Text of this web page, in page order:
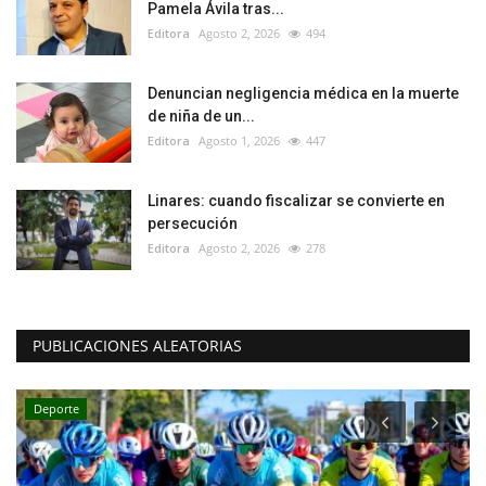
Pamela Ávila tras...
Editora Agosto 2, 2026 494
Denuncian negligencia médica en la muerte
de niña de un...
Editora Agosto 1, 2026 447
Linares: cuando fiscalizar se convierte en
persecución
Editora Agosto 2, 2026 278
PUBLICACIONES ALEATORIAS
Deporte